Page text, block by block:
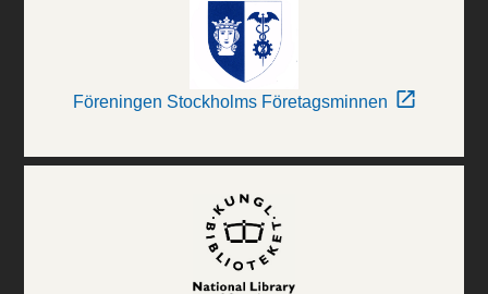
Föreningen Stockholms Företagsminnen